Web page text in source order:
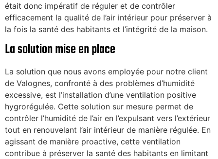
était donc impératif de réguler et de contrôler
efficacement la qualité de l’air intérieur pour préserver à
la fois la santé des habitants et l’intégrité de la maison.
La solution mise en place
La solution que nous avons employée pour notre client
de Valognes, confronté à des problèmes d’humidité
excessive, est l’installation d’une ventilation positive
hygrorégulée. Cette solution sur mesure permet de
contrôler l’humidité de l’air en l’expulsant vers l’extérieur
tout en renouvelant l’air intérieur de manière régulée. En
agissant de manière proactive, cette ventilation
contribue à préserver la santé des habitants en limitant